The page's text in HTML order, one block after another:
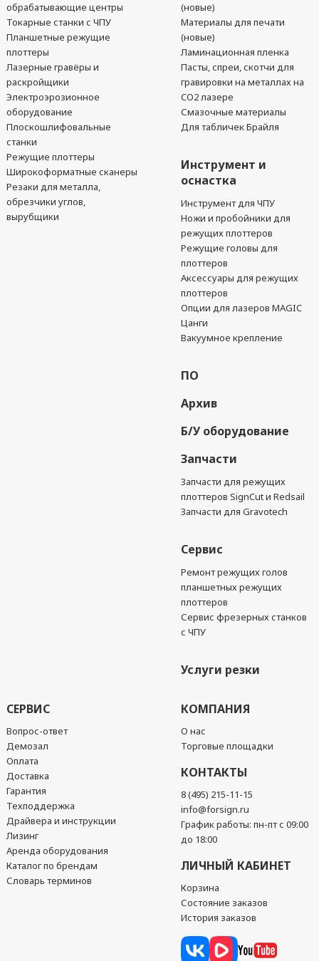
обрабатывающие центры
Токарные станки с ЧПУ
Планшетные режущие
плоттеры
Лазерные гравёры и
раскройщики
Электроэрозионное
оборудование
Плоскошлифовальные
станки
Режущие плоттеры
Широкоформатные сканеры
Резаки для металла,
обрезчики углов,
вырубщики
(новые)
Материалы для печати
(новые)
Ламинационная пленка
Пасты, спреи, скотчи для
гравировки на металлах на
CO2 лазере
Смазочные материалы
Для табличек Брайля
Инструмент и
оснастка
Инструмент для ЧПУ
Ножи и пробойники для
режущих плоттеров
Режущие головы для
плоттеров
Аксессуары для режущих
плоттеров
Опции для лазеров MAGIC
Цанги
Вакуумное крепление
ПО
Архив
Б/У оборудование
Запчасти
Запчасти для режущих
плоттеров SignCut и Redsail
Запчасти для Gravotech
Сервис
Ремонт режущих голов
планшетных режущих
плоттеров
Сервис фрезерных станков
с ЧПУ
Услуги резки
СЕРВИС
Вопрос-ответ
Демозал
Оплата
Доставка
Гарантия
Техподдержка
Драйвера и инструкции
Лизинг
Аренда оборудования
Каталог по брендам
Словарь терминов
КОМПАНИЯ
О нас
Торговые площадки
КОНТАКТЫ
8 (495) 215-11-15
info@forsign.ru
График работы: пн-пт с 09:00
до 18:00
ЛИЧНЫЙ КАБИНЕТ
Корзина
Состояние заказов
История заказов